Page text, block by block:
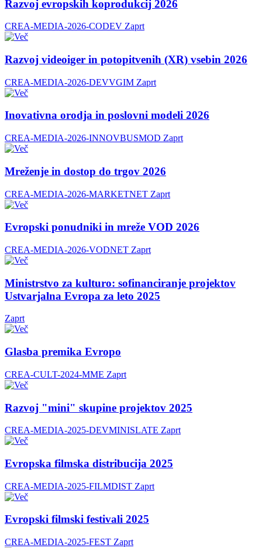
Razvoj evropskih koprodukcij 2026
CREA-MEDIA-2026-CODEV Zaprt
Razvoj videoiger in potopitvenih (XR) vsebin 2026
CREA-MEDIA-2026-DEVVGIM Zaprt
Inovativna orodja in poslovni modeli 2026
CREA-MEDIA-2026-INNOVBUSMOD Zaprt
Mreženje in dostop do trgov 2026
CREA-MEDIA-2026-MARKETNET Zaprt
Evropski ponudniki in mreže VOD 2026
CREA-MEDIA-2026-VODNET Zaprt
Ministrstvo za kulturo: sofinanciranje projektov
Ustvarjalna Evropa za leto 2025
Zaprt
Glasba premika Evropo
CREA-CULT-2024-MME Zaprt
Razvoj "mini" skupine projektov 2025
CREA-MEDIA-2025-DEVMINISLATE Zaprt
Evropska filmska distribucija 2025
CREA-MEDIA-2025-FILMDIST Zaprt
Evropski filmski festivali 2025
CREA-MEDIA-2025-FEST Zaprt